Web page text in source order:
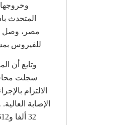
المتحدث
للفيروس
وتابع أن
سجلت
الالتزام